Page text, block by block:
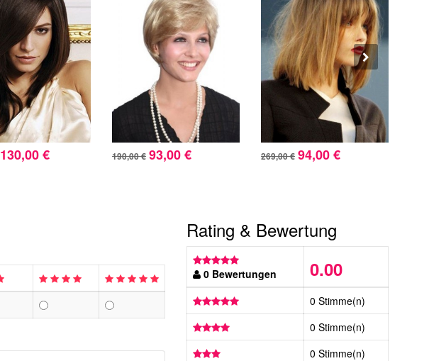
130,00 € 190,00 € 93,00 € 269,00 € 94,00 €
Rating & Bewertung
0 Bewertungen 0.00
0 Stimme(n)
0 Stimme(n)
0 Stimme(n)